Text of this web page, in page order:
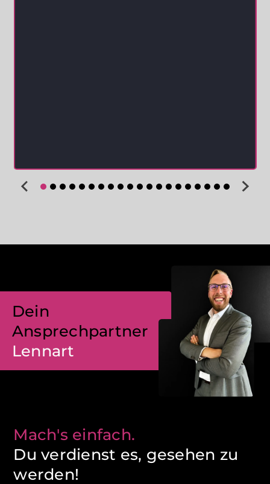
Dein
Ansprechpartner
Lennart
Mach's einfach.
Du verdienst es, gesehen zu
werden!